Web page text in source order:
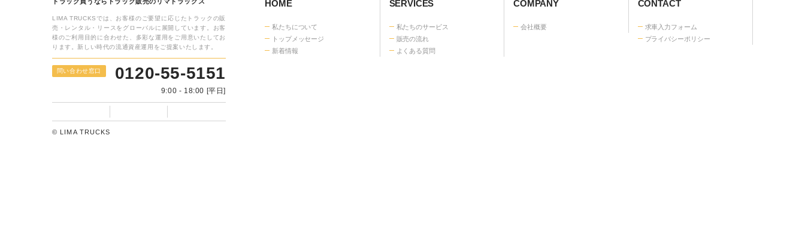
中古商用車のご購入はこちら
フォームに入力するだけ